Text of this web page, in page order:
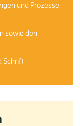
und Prozesse
sowie den
Schrift